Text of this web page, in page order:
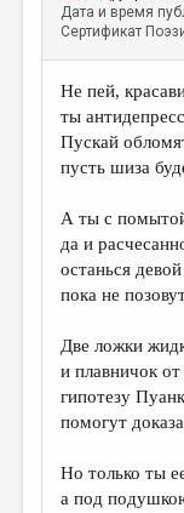
КОММЕНТАРИИ
ЛИТСАЛОН
НОВОСТИ
ПРАВИЛА САЙТА
ИЗБРАННОЕ
ДАЙДЖЕСТ
ПЕРЕВОДЫ
КОНКУРСЫ
КНИЖНАЯ
Дата и время
Сертификат
Не пей,
ты
Пускай
пусть шиза
А ты с
да и
останься
пока не
Две ложки
и плавничок
гипотезу
помогут
Но только ты
а под